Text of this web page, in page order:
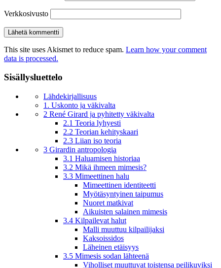
Verkkosivusto
This site uses Akismet to reduce spam. Learn how your comment
data is processed.
Sisällysluettelo
Lähdekirjallisuus
1. Uskonto ja väkivalta
2 René Girard ja pyhitetty väkivalta
2.1 Teoria lyhyesti
2.2 Teorian kehityskaari
2.3 Liian iso teoria
3 Girardin antropologia
3.1 Haluamisen historiaa
3.2 Mikä ihmeen mimesis?
3.3 Mimeettinen halu
Mimeettinen identiteetti
Myötäsyntyinen taipumus
Nuoret matkivat
Aikuisten salainen mimesis
3.4 Kilpailevat halut
Malli muuttuu kilpailijaksi
Kaksoissidos
Läheinen etäisyys
3.5 Mimesis sodan lähteenä
Viholliset muuttuvat toistensa peilikuviksi